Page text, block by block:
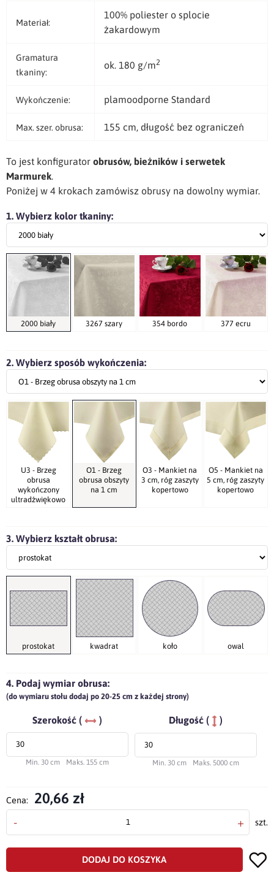
Materiał:
100% poliester o splocie
żakardowym
Gramatura
tkaniny:
ok. 180 g/m2
Wykończenie: plamoodporne Standard
Max. szer. obrusa: 155 cm, długość bez ograniczeń
To jest konfigurator obrusów, bieżników i serwetek
Marmurek.
Poniżej w 4 krokach zamówisz obrusy na dowolny wymiar.
1. Wybierz kolor tkaniny:
2000 biały 3267 szary 354 bordo 377 ecru
2. Wybierz sposób wykończenia:
U3 - Brzeg
obrusa
wykończony
ultradźwiękowo
O1 - Brzeg
obrusa obszyty
na 1 cm
O3 - Mankiet na
3 cm, róg zaszyty
kopertowo
O5 - Mankiet na
5 cm, róg zaszyty
kopertowo
3. Wybierz kształt obrusa:
prostokat kwadrat koło owal
4. Podaj wymiar obrusa:
(do wymiaru stołu dodaj po 20-25 cm z każdej strony)
Szerokość ( )
Min. 30 cm Maks. 155 cm
Długość ( )
Min. 30 cm Maks. 5000 cm
Cena: 20,66 zł
- + szt.
DODAJ DO KOSZYKA